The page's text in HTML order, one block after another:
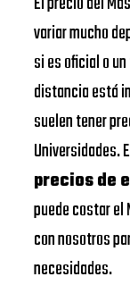
variar mucho
si es oficial o
distancia está
suelen tener
Universidades.
precios de
puede costar el
con nosotros
necesidades.